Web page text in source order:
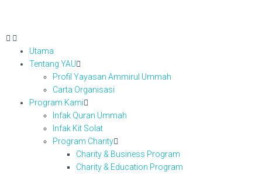
Utama
Tentang YAU
Profil Yayasan Ammirul Ummah
Carta Organisasi
Program Kami
Infak Quran Ummah
Infak Kit Solat
Program Charity
Charity & Business Program
Charity & Education Program